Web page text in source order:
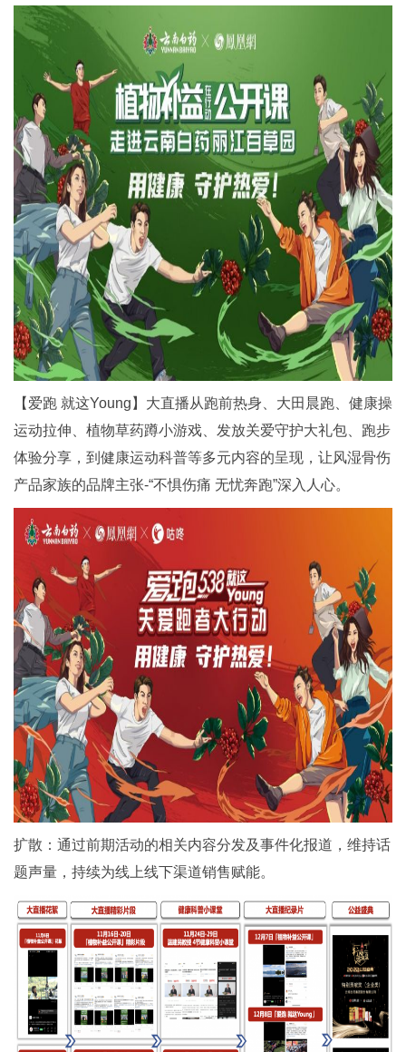
【爱跑 就这Young】大直播从跑前热身、大田晨跑、健康操
运动拉伸、植物草药蹲小游戏、发放关爱守护大礼包、跑步
体验分享，到健康运动科普等多元内容的呈现，让风湿骨伤
产品家族的品牌主张-“不惧伤痛 无忧奔跑”深入人心。
扩散：通过前期活动的相关内容分发及事件化报道，维持话
题声量，持续为线上线下渠道销售赋能。